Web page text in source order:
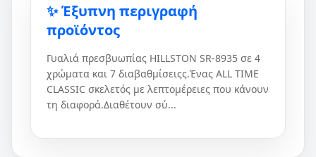
✨ Έξυπνη περιγραφή
προϊόντος
Γυαλιά πρεσβυωπίας HILLSTON SR-8935 σε 4
χρώματα και 7 διαβαθμίσειςς.Ένας ALL TIME
CLASSIC σκελετός με λεπτομέρειες που κάνουν
τη διαφορά.Διαθέτουν σύ...